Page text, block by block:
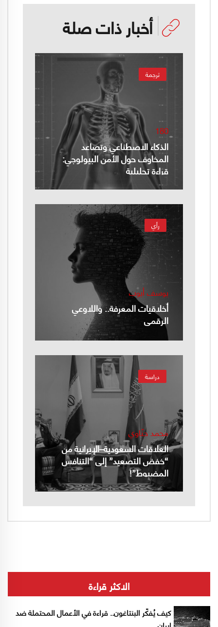
أخبار ذات صلة
ترجمة
180
الذكاء الاصطناعي وتصاعد
المخاوف حول الأمن البيولوجي:
قراءة تحليلية
رأي
يوسف أيوب
أخلاقيات المعرفة.. واللاوعي
الرقمي
دراسة
محمد حنّاوي
العلاقات السعودية–الإيرانية من
“خفض التصعيد” إلى “التنافس
المضبوط”!
الاكثر قراءة
كيف يُفكّر البنتاغون.. قراءة في الأعمال المحتملة ضد